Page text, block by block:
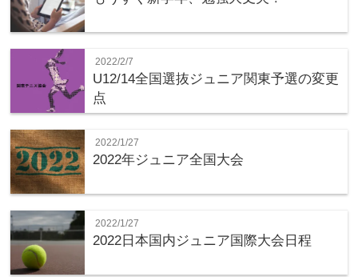
2022/2/7
U12/14全国選抜ジュニア関東予選の変更
点
2022/1/27
2022年ジュニア全国大会
2022/1/27
2022日本国内ジュニア国際大会日程